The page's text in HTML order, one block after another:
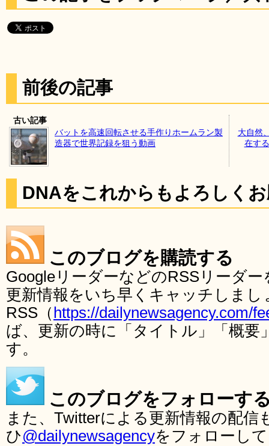
前後の記事
古い記事
バットを高速回転させる手作りホームラン製
造器で世界記録を狙う動画
大自然
在す
DNAをこれからもよろしく
このブログを購読する
GoogleリーダーなどのRSSリーダ
更新情報をいち早くキャッチしま
RSS（ https://dailynewsagency.com/
ば、更新の時に「タイトル」「概要
す。
このブログをフォローす
また、Twitterによる更新情報の配
ひ@dailynewsagencyをフォローし